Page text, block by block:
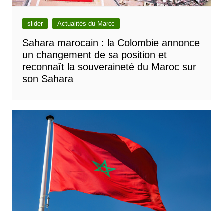
slider Actualités du Maroc
Sahara marocain : la Colombie annonce
un changement de sa position et
reconnaît la souveraineté du Maroc sur
son Sahara